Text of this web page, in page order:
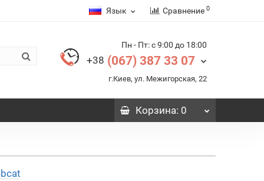
Язык Сравнение 0
Пн - Пт: с 9:00 до 18:00
+38 (067) 387 33 07
г.Киев, ул. Межигорская, 22
Корзина: 0